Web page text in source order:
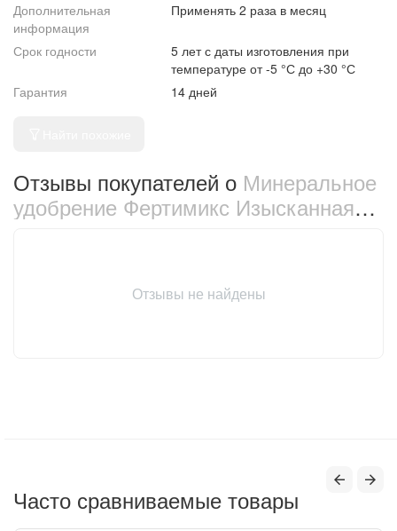
Дополнительная
информация
Применять 2 раза в месяц
Срок годности
5 лет с даты изготовления при
температуре от -5 °С до +30 °С
Гарантия
14 дней
Отзывы покупателей о Минеральное
удобрение Фертимикс Изысканная
Отзывы не найдены
Часто сравниваемые товары